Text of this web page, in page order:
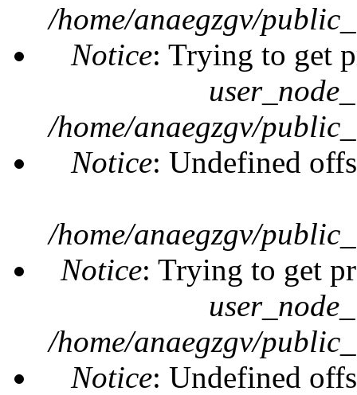
/home/anaegzgv/
Notice: Trying to get
/home/anaegzgv/
Notice: Undefined
/home/anaegzgv/
Notice: Trying to get
/home/anaegzgv/
Notice: Undefined